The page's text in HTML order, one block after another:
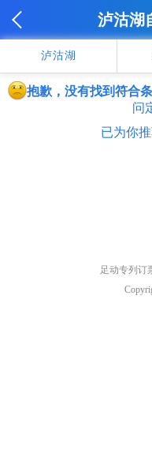
泸沽湖
泸沽湖
抱歉，没有找到符合条
问
已为你
足动专列订